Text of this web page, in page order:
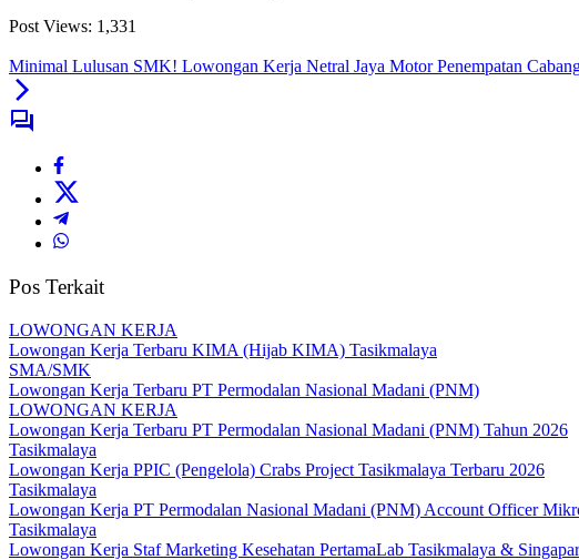
Post Views: 1,331
Minimal Lulusan SMK! Lowongan Kerja Netral Jaya Motor Penempatan
Pos Terkait
LOWONGAN KERJA
Lowongan Kerja Terbaru KIMA (Hijab KIMA) Tasikmalaya
SMA/SMK
Lowongan Kerja Terbaru PT Permodalan Nasional Madani (PNM)
LOWONGAN KERJA
Lowongan Kerja Terbaru PT Permodalan Nasional Madani (PNM) Tahun 2026
Tasikmalaya
Lowongan Kerja PPIC (Pengelola) Crabs Project Tasikmalaya Terbaru 2026
Tasikmalaya
Lowongan Kerja PT Permodalan Nasional Madani (PNM) Account Officer
Tasikmalaya
Lowongan Kerja Staf Marketing Kesehatan PertamaLab Tasikmalaya &